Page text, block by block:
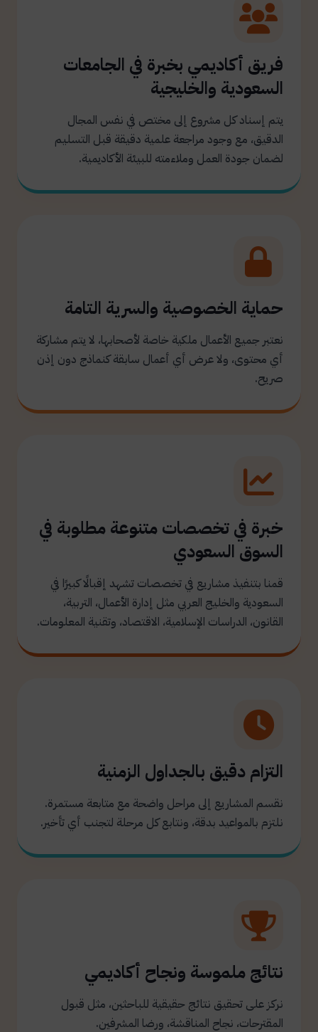
فريق أكاديمي بخبرة في الجامعات
السعودية والخليجية
يتم إسناد كل مشروع إلى مختص في نفس المجال
الدقيق، مع وجود مراجعة علمية دقيقة قبل التسليم
لضمان جودة العمل وملاءمته للبيئة الأكاديمية.
حماية الخصوصية والسرية التامة
نعتبر جميع الأعمال ملكية خاصة لأصحابها، لا يتم مشاركة
أي محتوى، ولا عرض أي أعمال سابقة كنماذج دون إذن
صريح.
خبرة في تخصصات متنوعة مطلوبة في
السوق السعودي
قمنا بتنفيذ مشاريع في تخصصات تشهد إقبالًا كبيرًا في
السعودية والخليج العربي مثل إدارة الأعمال، التربية،
القانون، الدراسات الإسلامية، الاقتصاد، وتقنية المعلومات.
التزام دقيق بالجداول الزمنية
نقسم المشاريع إلى مراحل واضحة مع متابعة مستمرة.
نلتزم بالمواعيد بدقة، ونتابع كل مرحلة لتجنب أي تأخير.
نتائج ملموسة ونجاح أكاديمي
نركز على تحقيق نتائج حقيقية للباحثين، مثل قبول
المقترحات، نجاح المناقشة، ورضا المشرفين.